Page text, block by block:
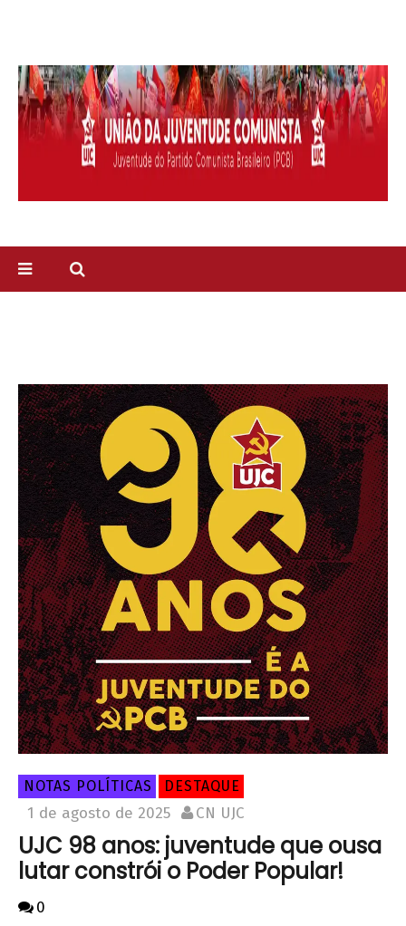
NOTAS POLÍTICAS DESTAQUE
1 de agosto de 2025 CN UJC
UJC 98 anos: juventude que ousa
lutar constrói o Poder Popular!
0